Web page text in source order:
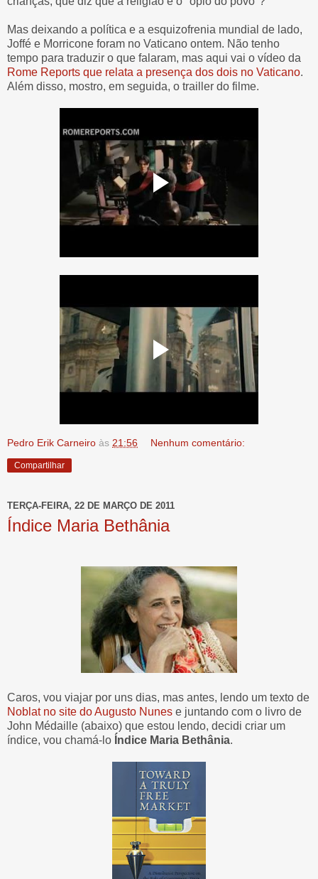
Mas deixando a política e a esquizofrenia mundial de lado,
Joffé e Morricone foram no Vaticano ontem. Não tenho
tempo para traduzir o que falaram, mas aqui vai o vídeo da
Rome Reports que relata a presença dos dois no Vaticano.
Além disso, mostro, em seguida, o trailler do filme.
Pedro Erik Carneiro às 21:56 Nenhum comentário:
Compartilhar
TERÇA-FEIRA, 22 DE MARÇO DE 2011
Índice Maria Bethânia
Caros, vou viajar por uns dias, mas antes, lendo um texto de
Noblat no site do Augusto Nunes e juntando com o livro de
John Médaille (abaixo) que estou lendo, decidi criar um
índice, vou chamá-lo Índice Maria Bethânia.